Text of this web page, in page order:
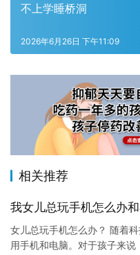
不上学睡桥洞
2026年6月26日 下午11:09
相关推荐
我女儿总玩手机怎么办
女儿总玩手机怎么办？ 随着
用手机和电脑。对于孩子来